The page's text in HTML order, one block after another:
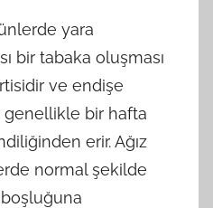
yara
bir tabaka oluşması
ve endişe
genellikle bir hafta
erir. Ağız
normal şekilde